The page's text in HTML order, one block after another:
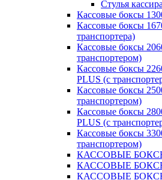
Стулья кассира
Кассовые боксы
Кассовые боксы
транспортера)
Кассовые боксы
транспортером)
Кассовые боксы
PLUS (с
Кассовые боксы
транспортером)
Кассовые боксы
PLUS (с
Кассовые боксы
транспортером)
КАССОВЫЕ БОКСЫ
КАССОВЫЕ БОКСЫ
КАССОВЫЕ БОКСЫ